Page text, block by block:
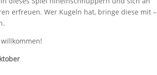
erfreuen. Wer Kugeln hat, bringe diese mit –